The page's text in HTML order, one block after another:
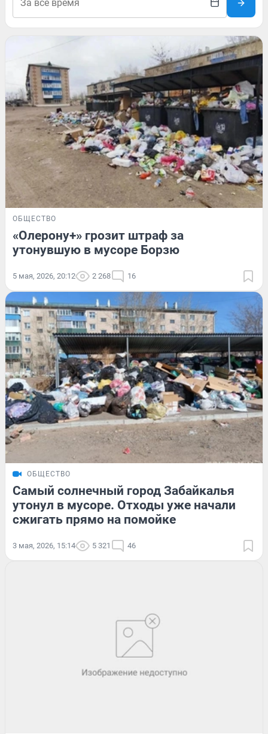
ОБЩЕСТВО
«Олерону+» грозит штраф за
утонувшую в мусоре Борзю
5 мая, 2026, 20:12 2 268 16
ОБЩЕСТВО
Самый солнечный город Забайкалья
утонул в мусоре. Отходы уже начали
сжигать прямо на помойке
3 мая, 2026, 15:14 5 321 46